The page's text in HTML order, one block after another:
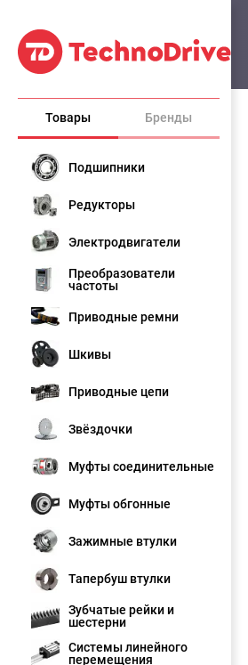
Товары Бренды
Подшипники
Редукторы
Электродвигатели
Преобразователи
частоты
Приводные ремни
Шкивы
Приводные цепи
Звёздочки
Муфты соединительные
Муфты обгонные
Зажимные втулки
Тапербуш втулки
Зубчатые рейки и
шестерни
Системы линейного
перемещения